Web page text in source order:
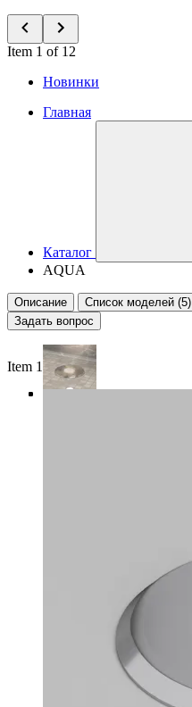
Item 1 of 12
Новинки
Главная
Каталог
AQUA
Описание
Список моделей (5)
Задать вопрос
Item 1 of 4